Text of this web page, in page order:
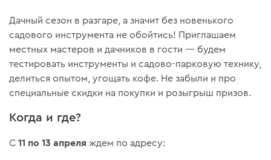
Дачный сезон в разгаре, а значит без новенького
садового инструмента не обойтись! Приглашаем
местных мастеров и дачников в гости — будем
тестировать инструменты и садово-парковую технику,
делиться опытом, угощать кофе. Не забыли и про
специальные скидки на покупки и розыгрыш призов.
Когда и где?
С11 по 13 апреля ждем по адресу: